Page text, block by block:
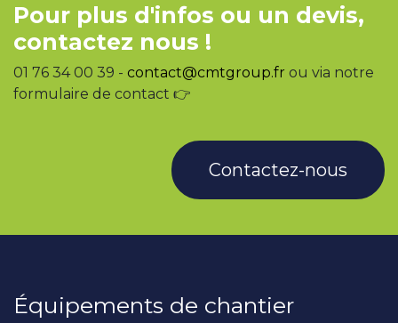
Pour plus d'infos ou un devis,
contactez nous !
01 76 34 00 39 - contact@cmtgroup.fr ou via notre
formulaire de contact 👉
Contactez-nous
Équipements de chantier